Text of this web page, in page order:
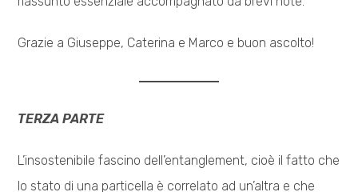
Grazie a Giuseppe, Caterina e Marco e buon ascolto!
TERZA PARTE
L’insostenibile fascino dell’entanglement, cioè il fatto che
lo stato di una particella è correlato ad un’altra e che